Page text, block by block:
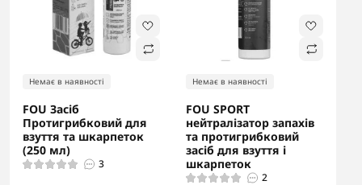
Немає в наявності
FOU Засіб
Протигрибковий для
взуття та шкарпеток
(250 мл)
3
Немає в наявності
FOU SPORT
нейтралізатор запахів
та протигрибковий
засіб для взуття і
шкарпеток
2